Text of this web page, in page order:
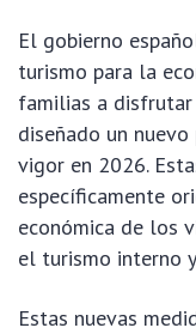
El gobierno
turismo para la
familias a disfrutar
diseñado un
vigor en 2026.
específicamente
económica de los
el turismo interno
Estas nuevas